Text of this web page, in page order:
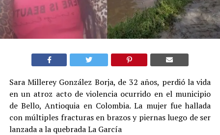
Sara Millerey González Borja, de 32 años, perdió la vida
en un atroz acto de violencia ocurrido en el municipio
de Bello, Antioquia en Colombia. La mujer fue hallada
con múltiples fracturas en brazos y piernas luego de ser
lanzada a la quebrada La García